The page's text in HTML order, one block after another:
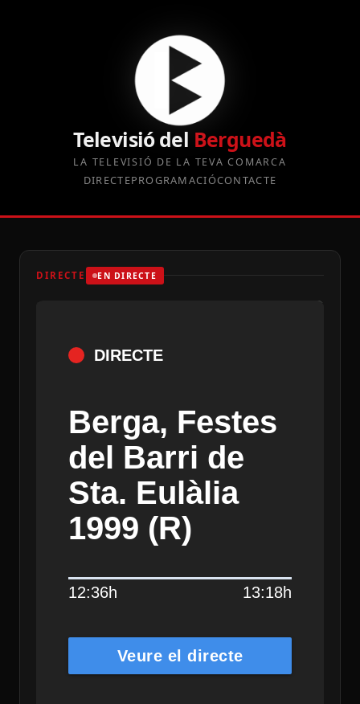
Televisió del Berguedà
LA TELEVISIÓ DE LA TEVA COMARCA
DIRECTEPROGRAMACIÓCONTACTE
DIRECTE EN DIRECTE
DIRECTE
Berga, Festes
del Barri de
Sta. Eulàlia
1999 (R)
12:36h 13:18h
Veure el directe